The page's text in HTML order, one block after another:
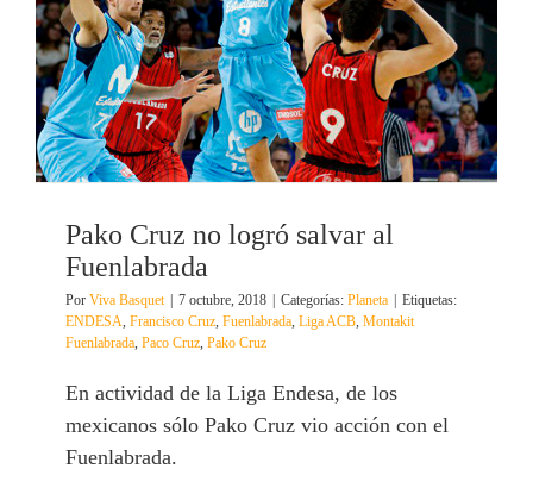
Pako Cruz no logró salvar al
Fuenlabrada
Por Viva Basquet 7 octubre, 2018 Categorías: Planeta
Etiquetas:
ENDESA, Francisco Cruz, Fuenlabrada, Liga ACB, Montakit
Fuenlabrada, Paco Cruz, Pako Cruz
En actividad de la Liga Endesa, de los
mexicanos sólo Pako Cruz vio acción con el
Fuenlabrada.